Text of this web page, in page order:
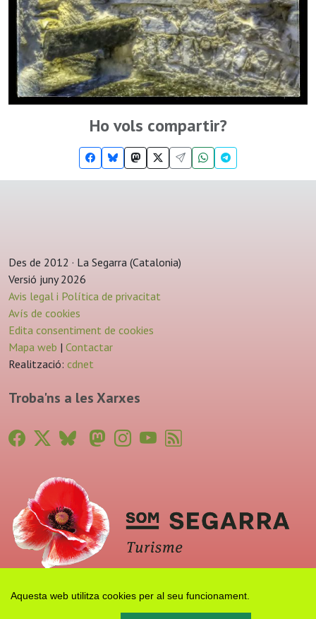
Aquesta web utilitza cookies per al seu funcionament.
Ho vols compartir?
Des de 2012 · La Segarra (Catalonia)
Versió juny 2026
Avis legal i Política de privacitat
Avís de cookies
Edita consentiment de cookies
Mapa web | Contactar
Realització: cdnet
Troba'ns a les Xarxes